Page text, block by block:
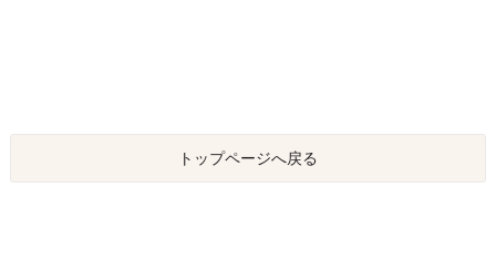
トップページへ戻る